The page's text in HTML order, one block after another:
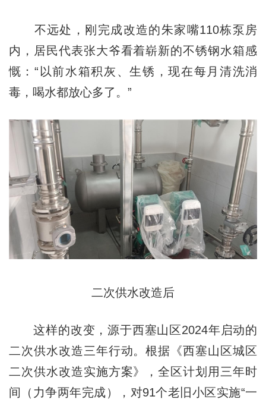
不远处，刚完成改造的朱家嘴110栋泵房
内，居民代表张大爷看着崭新的不锈钢水箱感
慨：“以前水箱积灰、生锈，现在每月清洗消
毒，喝水都放心多了。”
二次供水改造后
这样的改变，源于西塞山区2024年启动的
二次供水改造三年行动。根据《西塞山区城区
二次供水改造实施方案》，全区计划用三年时
间（力争两年完成），对91个老旧小区实施“一